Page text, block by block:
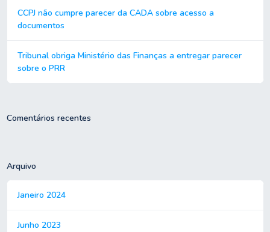
CCPJ não cumpre parecer da CADA sobre acesso a
documentos
Tribunal obriga Ministério das Finanças a entregar parecer
sobre o PRR
Comentários recentes
Arquivo
Janeiro 2024
Junho 2023